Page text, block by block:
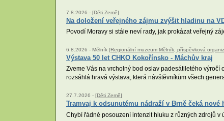
7.8.2026 - [Děti Země]
Na doložení veřejného zájmu zvýšit hladinu na
Povodí Moravy si stále neví rady, jak prokázat veřejný
6.8.2026 - Mělník [Regionální muzeum Mělník, příspěvková
Výstava 50 let CHKO Kokořínsko - Máchův kraj
Zveme Vás na vrcholný bod oslav padesátiletého
rozsáhlá hravá výstava, která návštěvníkům všech
27.7.2026 - [Děti Země]
Tramvaj k odsunutému nádraží v Brně čeká nové
Chybí řádné posouzení intenzit hluku z různých zdrojů v